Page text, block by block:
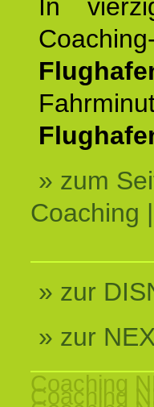
In
» zum
Coaching
» zur
» zur
Coaching
Coaching